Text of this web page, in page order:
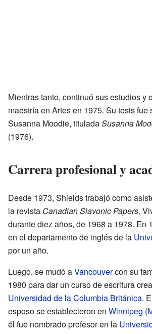
Mientras tanto, continuó sus estudios y
maestría en Artes en 1975. Su tesis fue
Susanna Moodie, tituladaSusanna
(1976).
Carrera profesional y
Desde 1973, Shields trabajó como
la revista Canadian Slavonic Papers.
durante diez años, de 1968 a 1978. En
en el departamento de inglés de la
por un año.
Luego, se mudó aVancouvercon su
1980 para dar un curso de escritura
Universidad de la Columbia Británica.
esposo se establecieron en Winnipeg (
él fue nombrado profesor en la